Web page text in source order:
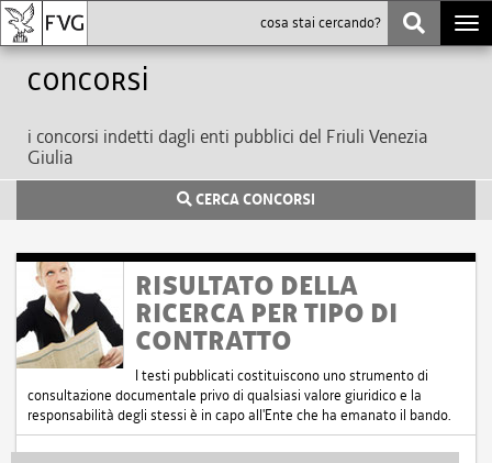
Concorsi
i concorsi indetti dagli enti pubblici del Friuli Venezia
Giulia
CERCA CONCORSI
RISULTATO DELLA
RICERCA PER TIPO DI
CONTRATTO
I testi pubblicati costituiscono uno strumento di
consultazione documentale privo di qualsiasi valore giuridico e la
responsabilità degli stessi è in capo all'Ente che ha emanato il bando.